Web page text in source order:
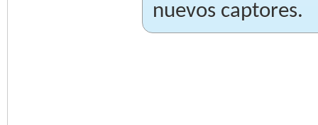
nuevos captores.